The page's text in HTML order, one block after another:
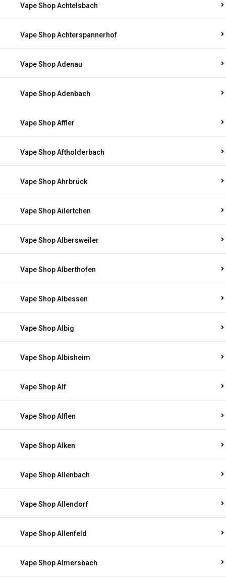
Vape Shop Achtelsbach
Vape Shop Achterspannerhof
Vape Shop Adenau
Vape Shop Adenbach
Vape Shop Affler
Vape Shop Aftholderbach
Vape Shop Ahrbrück
Vape Shop Ailertchen
Vape Shop Albersweiler
Vape Shop Alberthofen
Vape Shop Albessen
Vape Shop Albig
Vape Shop Albisheim
Vape Shop Alf
Vape Shop Alflen
Vape Shop Alken
Vape Shop Allenbach
Vape Shop Allendorf
Vape Shop Allenfeld
Vape Shop Almersbach